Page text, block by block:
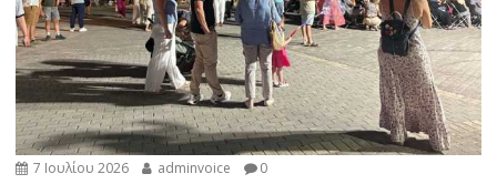
7 Ιουλίου 2026 adminvoice 0